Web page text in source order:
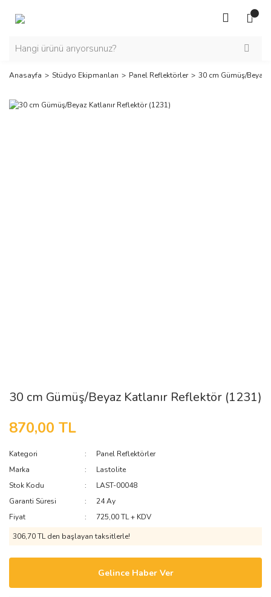
Anasayfa Stüdyo Ekipmanları Panel Reflektörler 30 cm Gümüş/Beyaz
30 cm Gümüş/Beyaz Katlanır Reflektör (1231)
870,00 TL
Kategori
Panel Reflektörler
Marka
Lastolite
Stok Kodu
LAST-00048
Garanti Süresi
24 Ay
Fiyat
725,00 TL + KDV
306,70 TL den başlayan taksitlerle!
Gelince Haber Ver